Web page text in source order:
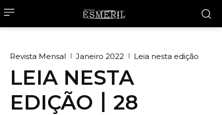
Revista Mensal Janeiro 2022 Leia nesta edição
LEIA NESTA
EDIÇÃO丨28